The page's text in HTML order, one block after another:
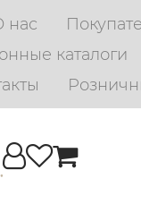
нас
каталоги